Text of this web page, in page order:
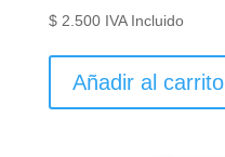
$2.500 IVA Incluido
Añadir al carrito